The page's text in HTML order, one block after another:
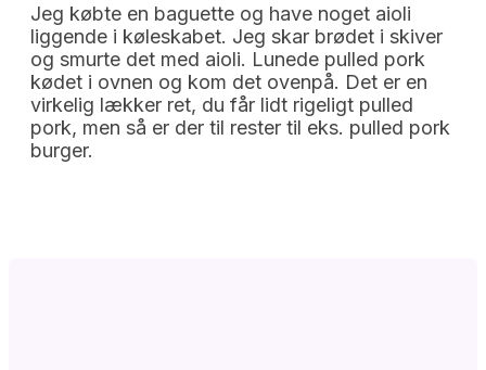
Jeg købte en baguette og have noget aioli
liggende i køleskabet. Jeg skar brødet i skiver
og smurte det med aioli. Lunede pulled pork
kødet i ovnen og kom det ovenpå. Det er en
virkelig lækker ret, du får lidt rigeligt pulled
pork, men så er der til rester til eks. pulled pork
burger.